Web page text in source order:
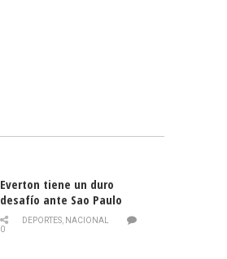
Everton tiene un duro
desafío ante Sao Paulo
DEPORTES, NACIONAL
0